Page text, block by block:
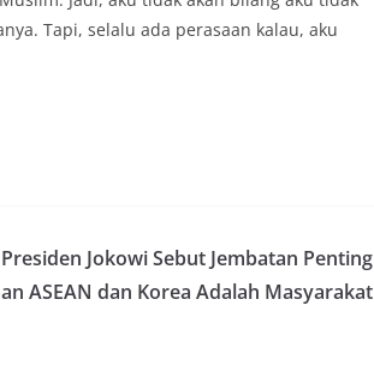
Tapi, selalu ada perasaan kalau, aku
Presiden Jokowi Sebut Jembatan Penting
ASEAN dan Korea Adalah Masyarakat